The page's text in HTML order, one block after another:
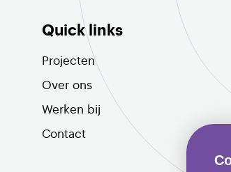
Quick links
Projecten
Over ons
Werken bij
Contact